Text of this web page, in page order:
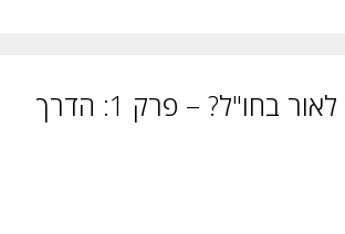
איך להוציא לאור בחו"ל? – פרק 1: הדרך